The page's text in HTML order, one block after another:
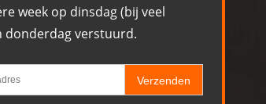
week op dinsdag (bij veel
donderdag verstuurd.
Verzenden